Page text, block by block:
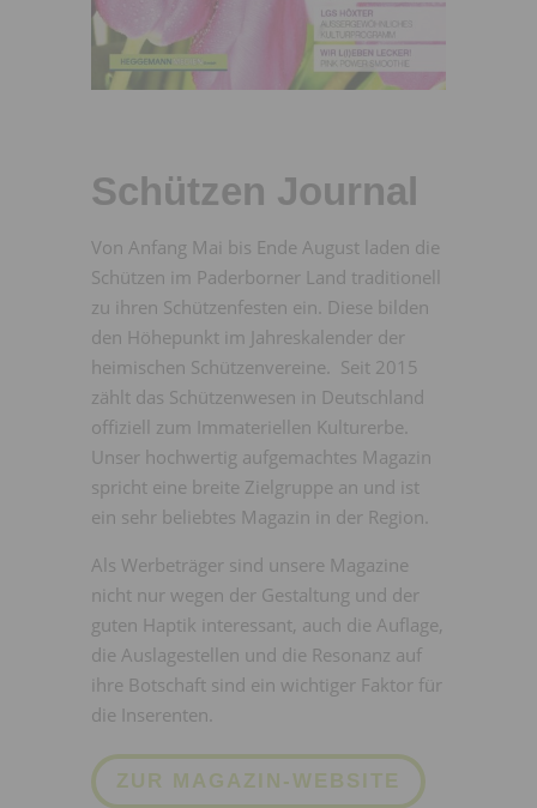
Schützen Journal
Von Anfang Mai bis Ende August laden die
Schützen im Paderborner Land traditionell
zu ihren Schützenfesten ein. Diese bilden
den Höhepunkt im Jahreskalender der
heimischen Schützenvereine. Seit 2015
zählt das Schützenwesen in Deutschland
offiziell zum Immateriellen Kulturerbe.
Unser hochwertig aufgemachtes Magazin
spricht eine breite Zielgruppe an und ist
ein sehr beliebtes Magazin in der Region.
Als Werbeträger sind unsere Magazine
nicht nur wegen der Gestaltung und der
guten Haptik interessant, auch die Auflage,
die Auslagestellen und die Resonanz auf
ihre Botschaft sind ein wichtiger Faktor für
die Inserenten.
ZUR MAGAZIN-WEBSITE